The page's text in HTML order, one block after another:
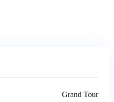
Grand Tour